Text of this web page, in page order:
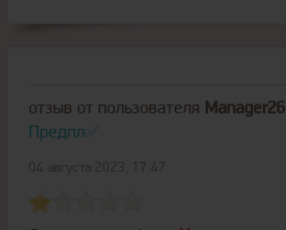
отзыв от пользователя Manager26
Предпл✅️